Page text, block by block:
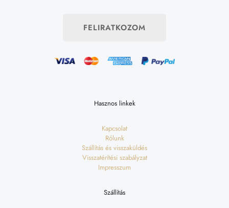
FELIRATKOZOM
Hasznos linkek
Kapcsolat
Rólunk
Szállítás és visszaküldés
Visszatérítési szabályzat
Impresszum
Szállítás